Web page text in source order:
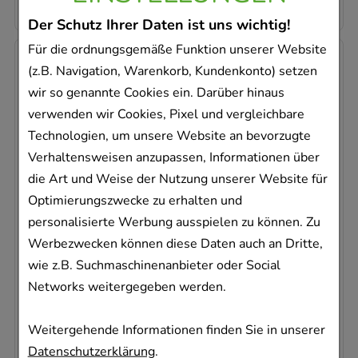
Der Schutz Ihrer Daten ist uns wichtig!
Für die ordnungsgemäße Funktion unserer Website
(z.B. Navigation, Warenkorb, Kundenkonto) setzen
wir so genannte Cookies ein. Darüber hinaus
verwenden wir Cookies, Pixel und vergleichbare
Technologien, um unsere Website an bevorzugte
Verhaltensweisen anzupassen, Informationen über
die Art und Weise der Nutzung unserer Website für
Optimierungszwecke zu erhalten und
personalisierte Werbung ausspielen zu können. Zu
Werbezwecken können diese Daten auch an Dritte,
wie z.B. Suchmaschinenanbieter oder Social
Networks weitergegeben werden.
Weitergehende Informationen finden Sie in unserer
Datenschutzerklärung.
CROMO-RATIOPHARM Nasenspray
konservierungsfrei
ratiopharm GmbH
15ml
Nasendosierspray
04952619
: 8,78 €
- 33%